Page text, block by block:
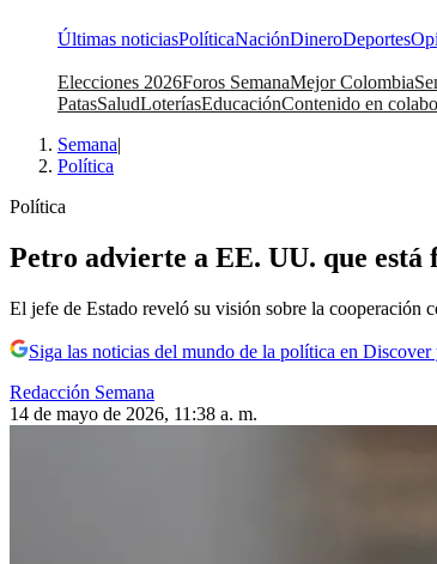
Últimas noticiasPolíticaNaciónDineroDeportes
Elecciones 2026Foros SemanaMejor Colombia
PatasSaludLoteríasEducaciónContenido en
Semana|
Política
Política
Petro advierte a EE. UU. que
El jefe de Estado reveló su visión sobre la cooperación
Siga las noticias del mundo de la política en
Redacción Semana
14 de mayo de 2026, 11:38 a. m.